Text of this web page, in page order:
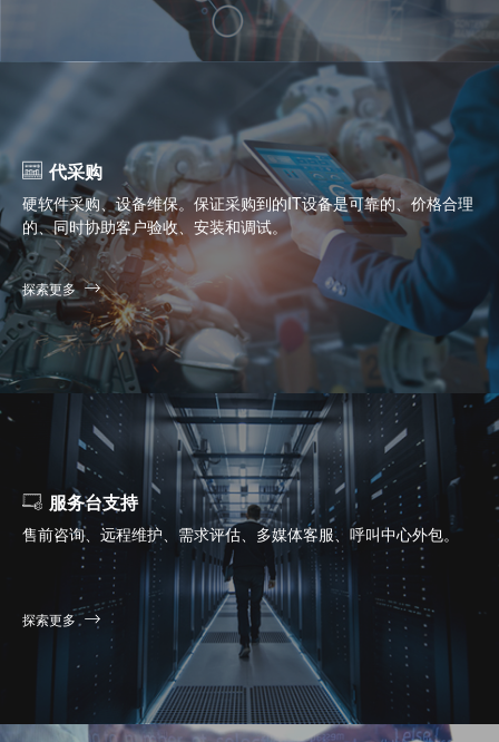
代采购
硬软件采购、设备维保。保证采购到的IT设备是可靠的、价格合理
的、同时协助客户验收、安装和调试。
探索更多
服务台支持
售前咨询、远程维护、需求评估、多媒体客服、呼叫中心外包。
探索更多